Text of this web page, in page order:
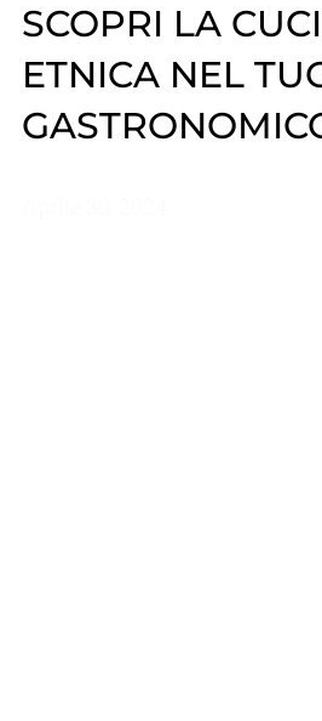
SCOPRI LA
ETNICA NEL